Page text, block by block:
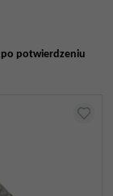
po potwierdzeniu